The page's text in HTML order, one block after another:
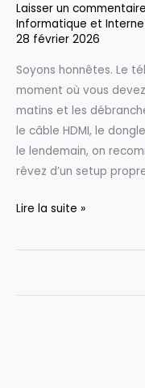
Laisser un commentaire
Informatique et
28 février 2026
Soyons honnêtes. Le
moment où vous
matins et les
le câble HDMI, le
le lendemain, on
rêvez d’un setup
Kit
Complet
Lire la suite »